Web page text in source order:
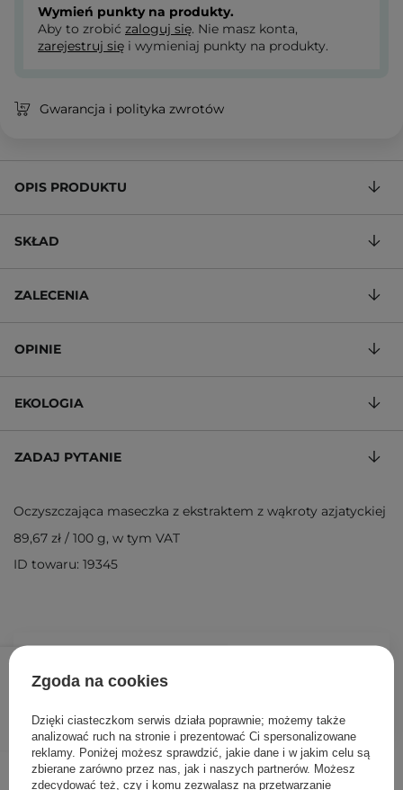
Wymień punkty na produkty.
Aby to zrobić zaloguj się. Nie masz konta,
zarejestruj się i wymieniaj punkty na produkty.
Gwarancja i polityka zwrotów
OPIS PRODUKTU
SKŁAD
ZALECENIA
OPINIE
EKOLOGIA
ZADAJ PYTANIE
Oczyszczająca maseczka z ekstraktem z wąkroty azjatyckiej
89,67 zł / 100 g, w tym VAT
ID towaru: 19345
Inni klienci sprawdzali również
Zgoda na cookies
Dzięki ciasteczkom serwis działa poprawnie; możemy także
analizować ruch na stronie i prezentować Ci spersonalizowane
reklamy. Poniżej możesz sprawdzić, jakie dane i w jakim celu są
zbierane zarówno przez nas, jak i naszych partnerów. Możesz
zdecydować też, czy i komu zezwalasz na przetwarzanie